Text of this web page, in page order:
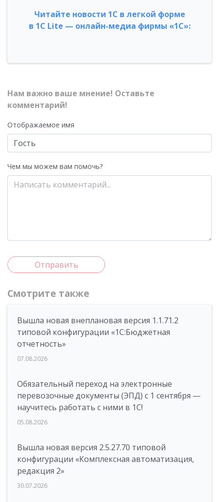
Читайте новости 1С в легкой форме
в 1С Lite — онлайн-медиа фирмы «1С»:
Нам важно ваше мнение! Оставьте
комментарий!
Отображаемое имя
Чем мы можем вам помочь?
Отправить
Смотрите также
Вышла новая внеплановая версия 1.1.71.2
типовой конфигурации «1C:Бюджетная
отчетность»
07.08.2026
Обязательный переход на электронные
перевозочные документы (ЭПД) с 1 сентября —
научитесь работать с ними в 1С!
05.08.2026
Вышла новая версия 2.5.27.70 типовой
конфигурации «Комплексная автоматизация,
редакция 2»
30.07.2026